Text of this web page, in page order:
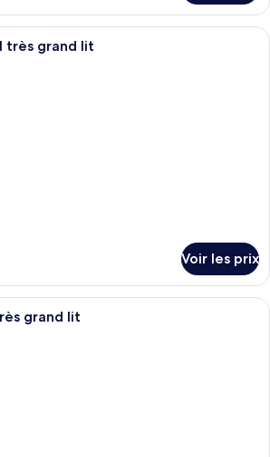
Une chambre d’hôtel avec un grand
très grand lit
Voir les prix
grand lit